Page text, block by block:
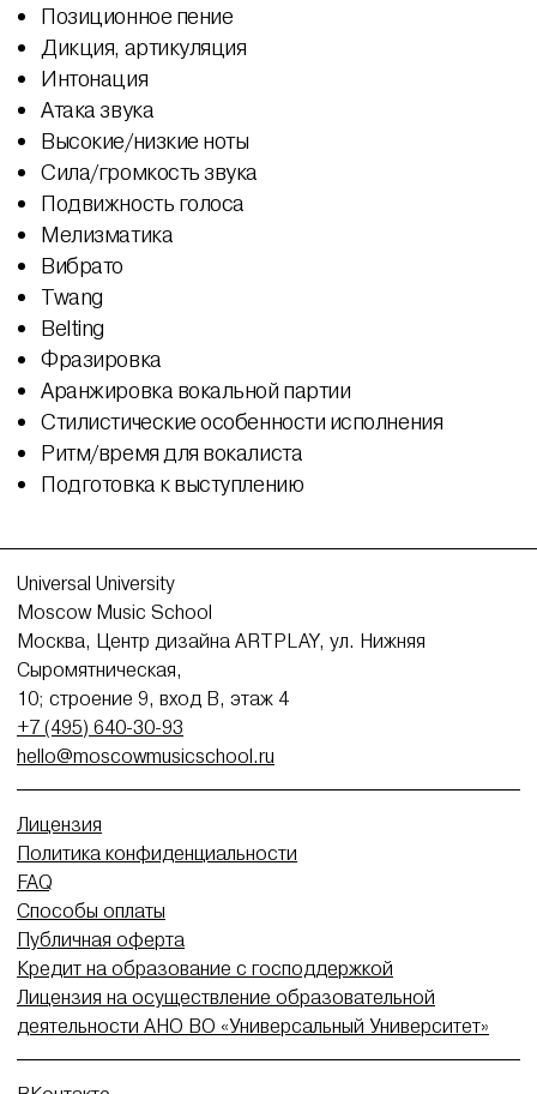
Позиционное пение
Дикция, артикуляция
Интонация
Атака звука
Высокие/низкие ноты
Сила/громкость звука
Подвижность голоса
Мелизматика
Вибрато
Twang
Belting
Фразировка
Аранжировка вокальной партии
Стилистические особенности исполнения
Ритм/время для вокалиста
Подготовка к выступлению
Universal University
Moscow Music School
Москва, Центр дизайна ARTPLAY, ул. Нижняя
Сыромятническая,
10; строение 9, вход В, этаж 4
+7 (495) 640-30-93
hello@moscowmusicschool.ru
Лицензия
Политика конфиденциальности
FAQ
Способы оплаты
Публичная оферта
Кредит на образование с господдержкой
Лицензия на осуществление образовательной
деятельности АНО ВО «Универсальный Университет»